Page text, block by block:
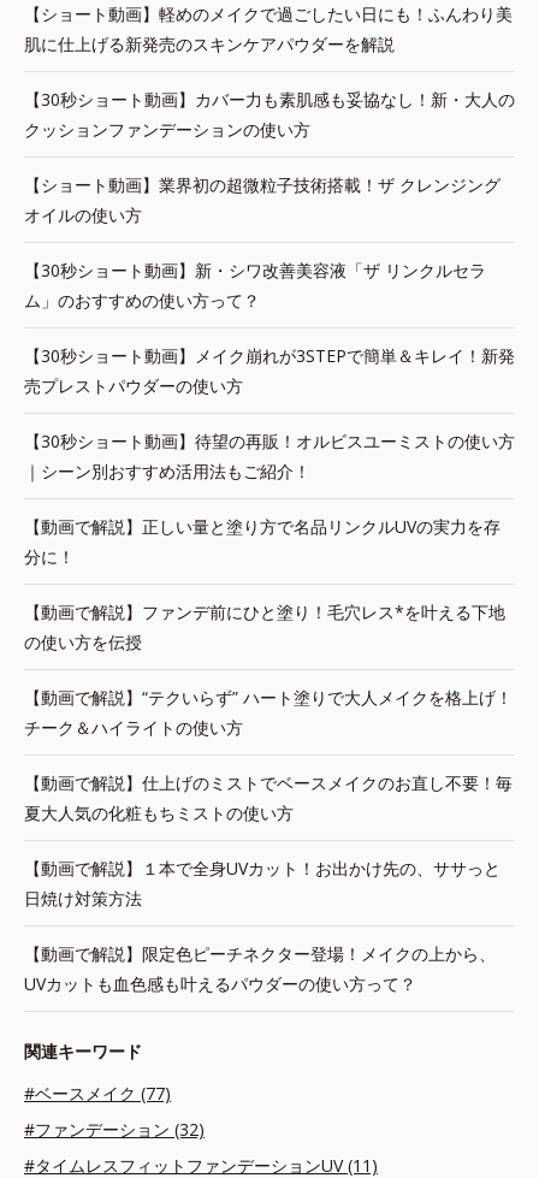
【ショート動画】軽めのメイクで過ごしたい日にも！ふんわり美
肌に仕上げる新発売のスキンケアパウダーを解説
【30秒ショート動画】カバー力も素肌感も妥協なし！新・大人の
クッションファンデーションの使い方
【ショート動画】業界初の超微粒子技術搭載！ザ クレンジング
オイルの使い方
【30秒ショート動画】新・シワ改善美容液「ザ リンクルセラ
ム」のおすすめの使い方って？
【30秒ショート動画】メイク崩れが3STEPで簡単＆キレイ！新発
売プレストパウダーの使い方
【30秒ショート動画】待望の再販！オルビスユーミストの使い方
｜シーン別おすすめ活用法もご紹介！
【動画で解説】正しい量と塗り方で名品リンクルUVの実力を存
分に！
【動画で解説】ファンデ前にひと塗り！毛穴レス*を叶える下地
の使い方を伝授
【動画で解説】“テクいらず” ハート塗りで大人メイクを格上げ！
チーク＆ハイライトの使い方
【動画で解説】仕上げのミストでベースメイクのお直し不要！毎
夏大人気の化粧もちミストの使い方
【動画で解説】１本で全身UVカット！お出かけ先の、ササっと
日焼け対策方法
【動画で解説】限定色ピーチネクター登場！メイクの上から、
UVカットも血色感も叶えるパウダーの使い方って？
関連キーワード
#ベースメイク (77)
#ファンデーション (32)
#タイムレスフィットファンデーションUV (11)